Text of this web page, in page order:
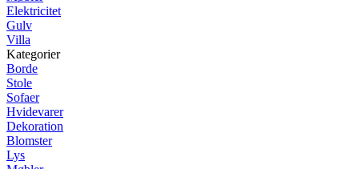
Elektricitet
Gulv
Villa
Kategorier
Borde
Stole
Sofaer
Hvidevarer
Dekoration
Blomster
Lys